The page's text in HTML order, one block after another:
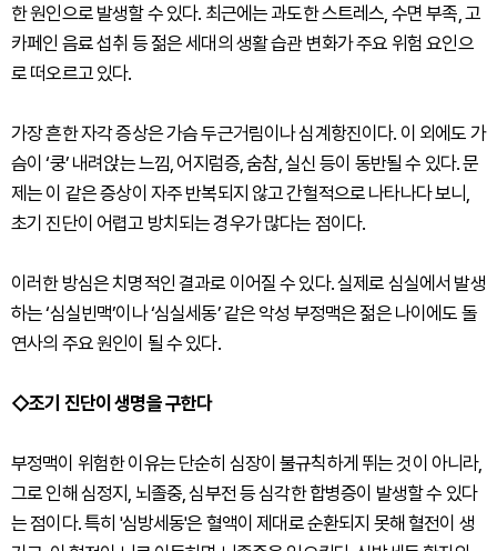
한 원인으로 발생할 수 있다. 최근에는 과도한 스트레스, 수면 부족, 고
카페인 음료 섭취 등 젊은 세대의 생활 습관 변화가 주요 위험 요인으
로 떠오르고 있다.
가장 흔한 자각 증상은 가슴 두근거림이나 심계항진이다. 이 외에도 가
슴이 ‘쿵’ 내려앉는 느낌, 어지럼증, 숨참, 실신 등이 동반될 수 있다. 문
제는 이 같은 증상이 자주 반복되지 않고 간헐적으로 나타나다 보니,
초기 진단이 어렵고 방치되는 경우가 많다는 점이다.
이러한 방심은 치명적인 결과로 이어질 수 있다. 실제로 심실에서 발생
하는 ‘심실빈맥’이나 ‘심실세동’ 같은 악성 부정맥은 젊은 나이에도 돌
연사의 주요 원인이 될 수 있다.
◇조기 진단이 생명을 구한다
부정맥이 위험한 이유는 단순히 심장이 불규칙하게 뛰는 것이 아니라,
그로 인해 심정지, 뇌졸중, 심부전 등 심각한 합병증이 발생할 수 있다
는 점이다. 특히 '심방세동'은 혈액이 제대로 순환되지 못해 혈전이 생